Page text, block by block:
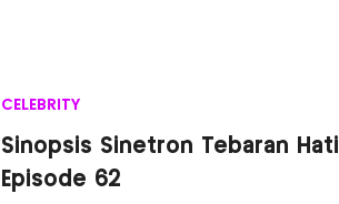
CELEBRITY
Sinopsis Sinetron Tebaran Hati
Episode 62